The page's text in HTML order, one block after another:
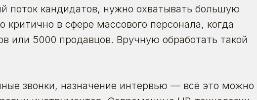
поток кандидатов, нужно охватывать большую
критично в сфере массового персонала, когда
или 5000 продавцов. Вручную обработать такой
звонки, назначение интервью — всё это можно